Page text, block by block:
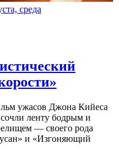
среда
ужасов Джона Кийеса
ленту бодрым и
— своего рода
и «Изгоняющий